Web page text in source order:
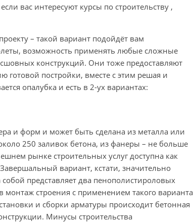
вас интересуют курсы по строительству ,
– такой вариант подойдёт вам
возможность применять любые сложные
конструкций. Они тоже предоставляют
постройки, вместе с этим решая и
опалубка и есть в 2-ух вариантах:
и форм и может быть сделана из металла или
250 заливок бетона, из фанеры – не больше
рынке строительных услуг доступна как
вариант, кстати, значительно
представляет два пенополистироловых
строения с применением такого варианта
и сборки арматуры происходит бетонная
Минусы строительства